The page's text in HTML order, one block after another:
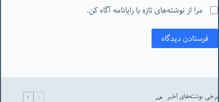
مرا از نوشته‌های تازه با رایانامه آگاه کن.
فرستادن دیدگاه
برخی نوشته‌های اخیر